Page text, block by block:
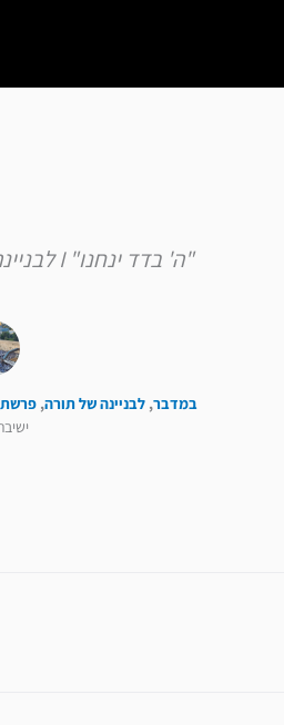
"ה' בדד ינחנו" I לבניינה של תורה – פרשת חוקת
במדבר, לבניינה של תורה,